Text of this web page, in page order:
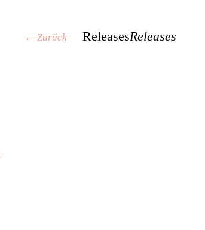
← Zurück ReleasesReleases